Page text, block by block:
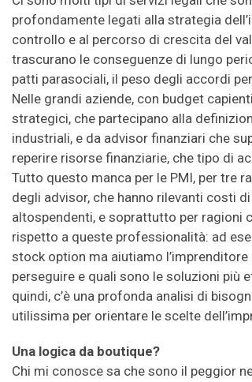
profondamente legati alla strategia
controllo e al percorso di crescita del
trascurano le conseguenze di lungo
patti parasociali, il peso degli accordi
Nelle grandi aziende, con budget
strategici, che partecipano alla
industriali, e da advisor finanziari che
reperire risorse finanziarie, che tipo di
Tutto questo manca per le PMI, per tre
degli advisor, che hanno rilevanti costi
altospendenti, e soprattutto per ragioni
rispetto a queste professionalità: ad
stock option ma aiutiamo
perseguire e quali sono le soluzioni più
quindi, c’è una profonda analisi di
utilissima per orientare le scelte
Una logica da boutique?
Chi mi conosce sa che sono il peggior